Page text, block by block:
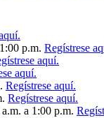
p.m. Regístrese
aquí.
aquí.
Regístrese aquí.
Regístrese aquí.
a 1:00 p.m.